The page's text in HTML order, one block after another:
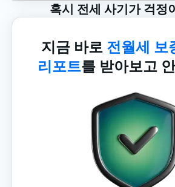
혹시 전세 사기가 걱정
지금 바로 전월세 보
리포트를 받아보고